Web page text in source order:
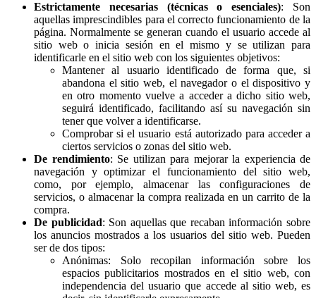
Estrictamente necesarias (técnicas o esenciales): Son
aquellas imprescindibles para el correcto funcionamiento de la
página. Normalmente se generan cuando el usuario accede al
sitio web o inicia sesión en el mismo y se utilizan para
identificarle en el sitio web con los siguientes objetivos:
Mantener al usuario identificado de forma que, si
abandona el sitio web, el navegador o el dispositivo y
en otro momento vuelve a acceder a dicho sitio web,
seguirá identificado, facilitando así su navegación sin
tener que volver a identificarse.
Comprobar si el usuario está autorizado para acceder a
ciertos servicios o zonas del sitio web.
De rendimiento: Se utilizan para mejorar la experiencia de
navegación y optimizar el funcionamiento del sitio web,
como, por ejemplo, almacenar las configuraciones de
servicios, o almacenar la compra realizada en un carrito de la
compra.
De publicidad: Son aquellas que recaban información sobre
los anuncios mostrados a los usuarios del sitio web. Pueden
ser de dos tipos:
Anónimas: Solo recopilan información sobre los
espacios publicitarios mostrados en el sitio web, con
independencia del usuario que accede al sitio web, es